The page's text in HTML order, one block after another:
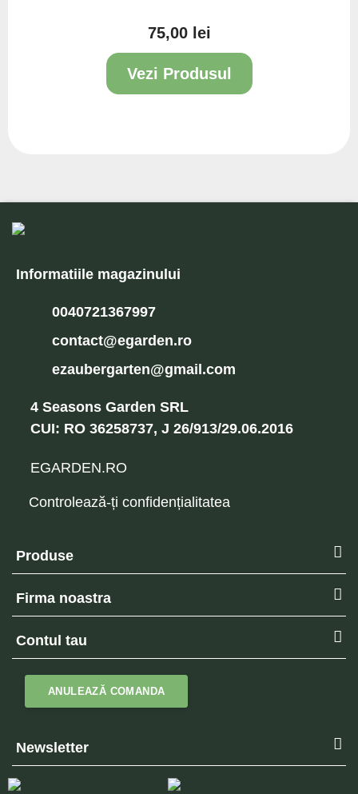
Pret
75,00 lei
Vezi Produsul
Informatiile magazinului
0040721367997
contact@egarden.ro
ezaubergarten@gmail.com
4 Seasons Garden SRL
CUI: RO 36258737, J 26/913/29.06.2016
EGARDEN.RO
Controlează-ți confidențialitatea
Produse
Firma noastra
Contul tau
ANULEAZĂ COMANDA
Newsletter